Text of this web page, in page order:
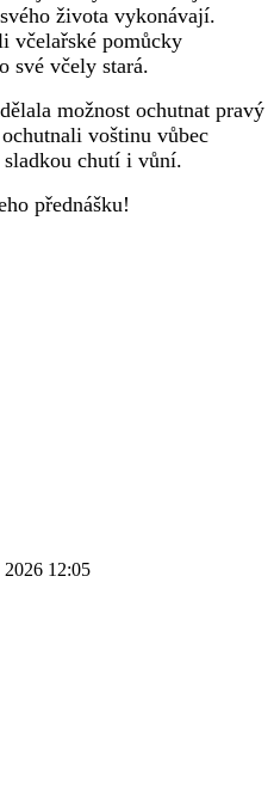
života vykonávají.
včelařské pomůcky
své včely stará.
možnost ochutnat pravý
voštinu vůbec
chutí i vůní.
přednášku!
2026 12:05